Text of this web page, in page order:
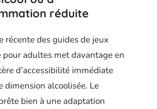
réduite
récente des guides de jeux
pour adultes met davantage en
d’accessibilité immédiate
dimension alcoolisée. Le
bien à une adaptation